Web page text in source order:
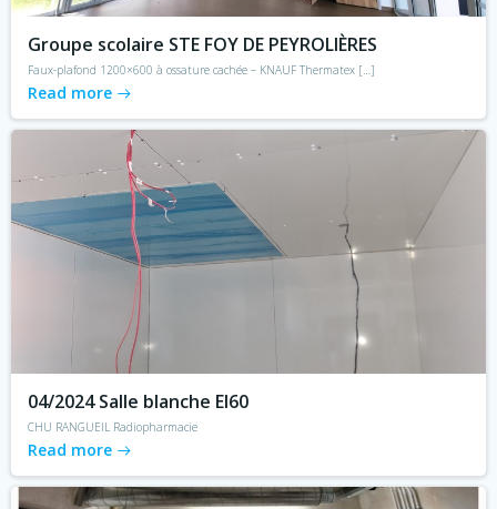
Groupe scolaire STE FOY DE PEYROLIÈRES
Faux-plafond 1200×600 à ossature cachée – KNAUF Thermatex […]
Read more
04/2024 Salle blanche EI60
CHU RANGUEIL Radiopharmacie
Read more